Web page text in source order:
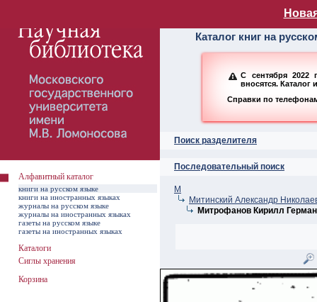
Алфавитный
Каталог книг на
С сентября 2022
вносятся. Каталог
Справки по
Поиск разделителя
Последовательный поиск
М
Митинский Александр
Митрофанов Кирилл
Алфавитный каталог
книги на русском языке
книги на иностранных языках
журналы на русском языке
журналы на иностранных языках
газеты на русском языке
газеты на иностранных языках
Каталоги
Сиглы хранения
Корзина